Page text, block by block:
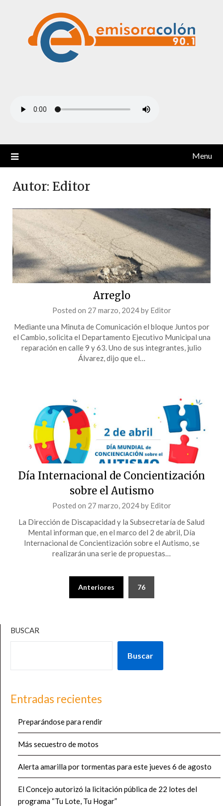
Menu
Autor: Editor
Arreglo
Posted on 27 marzo, 2024by Editor
Mediante una Minuta de Comunicación el bloque Juntos por
el Cambio, solicita el Departamento Ejecutivo Municipal una
reparación en calle 9 y 63. Uno de sus integrantes, julio
Álvarez, dijo que el…
Día Internacional de Concientización
sobre el Autismo
Posted on 27 marzo, 2024by Editor
La Dirección de Discapacidad y la Subsecretaría de Salud
Mental informan que, en el marco del 2 de abril, Día
Internacional de Concientización sobre el Autismo, se
realizarán una serie de propuestas…
Anteriores 76
BUSCAR
Buscar
Entradas recientes
Preparándose para rendir
Más secuestro de motos
Alerta amarilla por tormentas para este jueves 6 de agosto
El Concejo autorizó la licitación pública de 22 lotes del
programa “Tu Lote, Tu Hogar”